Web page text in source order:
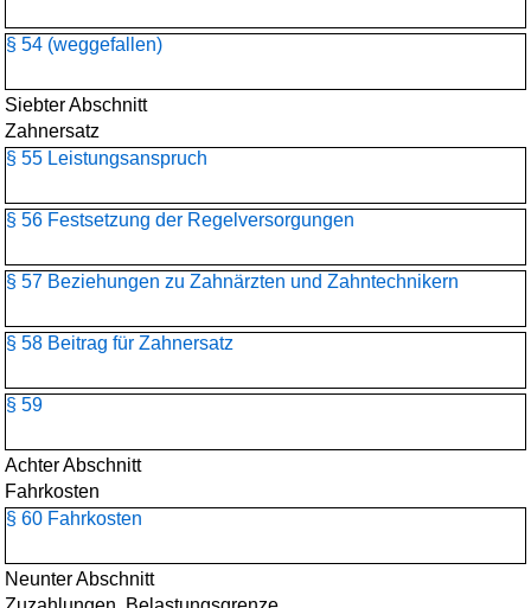
§ 54 (weggefallen)
Siebter Abschnitt
Zahnersatz
§ 55 Leistungsanspruch
§ 56 Festsetzung der Regelversorgungen
§ 57 Beziehungen zu Zahnärzten und Zahntechnikern
§ 58 Beitrag für Zahnersatz
§ 59
Achter Abschnitt
Fahrkosten
§ 60 Fahrkosten
Neunter Abschnitt